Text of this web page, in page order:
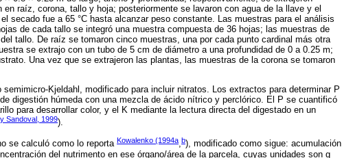
raíz, corona, tallo y hoja; posteriormente se lavaron con agua de la llave y el
secado fue a 65 °C hasta alcanzar peso constante. Las muestras para el análisis
de cada tallo se integró una muestra compuesta de 36 hojas; las muestras de
tallo. De raíz se tomaron cinco muestras, una por cada punto cardinal más otra
se extrajo con un tubo de 5 cm de diámetro a una profundidad de 0 a 0.25 m;
Una vez que se extrajeron las plantas, las muestras de la corona se tomaron
semimicro-Kjeldahl, modificado para incluir nitratos. Los extractos para determinar P
digestión húmeda con una mezcla de ácido nítrico y perclórico. El P se cuantificó
para desarrollar color, y el K mediante la lectura directa del digestado en un
Sandoval, 1999).
se calculó como lo reporta Kowalenko (1994a,b), modificado como sigue: acumulación
del nutrimento en ese órgano/área de la parcela, cuyas unidades son g